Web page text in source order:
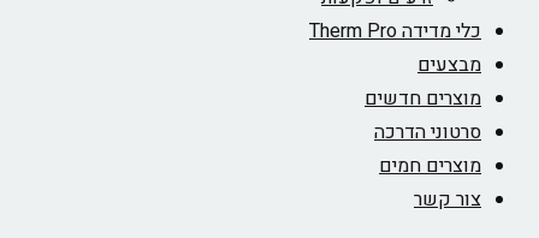
כלי מדידה Therm Pro
מבצעים
מוצרים חדשים
סרטוני הדרכה
מוצרים חמים
צור קשר